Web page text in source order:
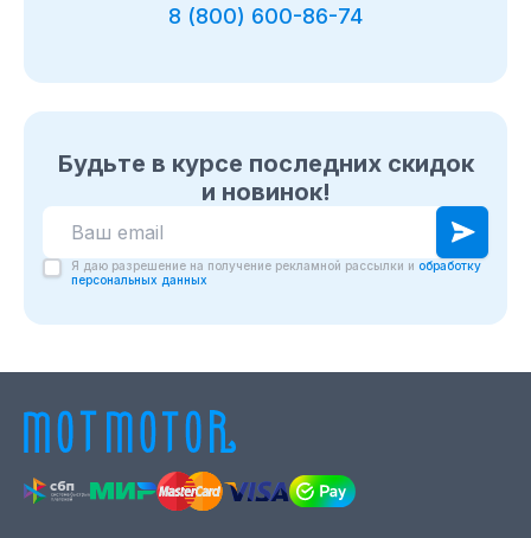
8 (800) 600-86-74
Будьте в курсе последних скидок
и новинок!
Я даю разрешение на получение рекламной рассылки и обработку
персональных данных